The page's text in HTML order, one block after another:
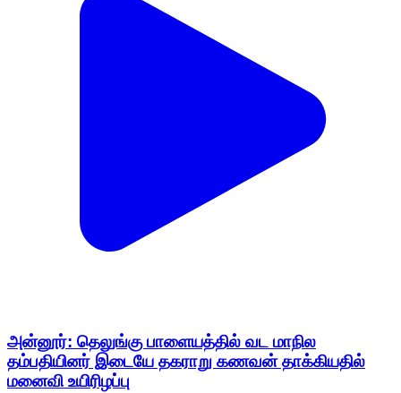
அன்னூர்: தெலுங்கு பாளையத்தில் வட மாநில
தம்பதியினர் இடையே தகராறு கணவன் தாக்கியதில்
மனைவி உயிரிழப்பு